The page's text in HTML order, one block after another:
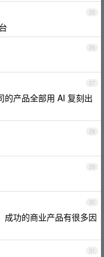
25
26
27
的产品全部用 AI 复刻出
28
29
30
成功的商业产品有很多因
31